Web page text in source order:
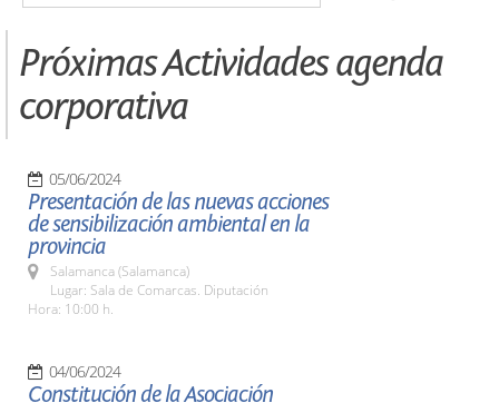
Próximas Actividades agenda
corporativa
05/06/2024
Presentación de las nuevas acciones
de sensibilización ambiental en la
provincia
Salamanca (Salamanca)
Lugar: Sala de Comarcas. Diputación
Hora: 10:00 h.
04/06/2024
Constitución de la Asociación